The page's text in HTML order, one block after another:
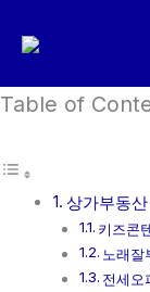
로
너
Table of
상가부동
키즈콘
노래잘
전세오